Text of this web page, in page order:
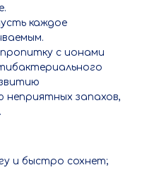
каждое
с ионами
неприятных запахов,
и быстро сохнет;